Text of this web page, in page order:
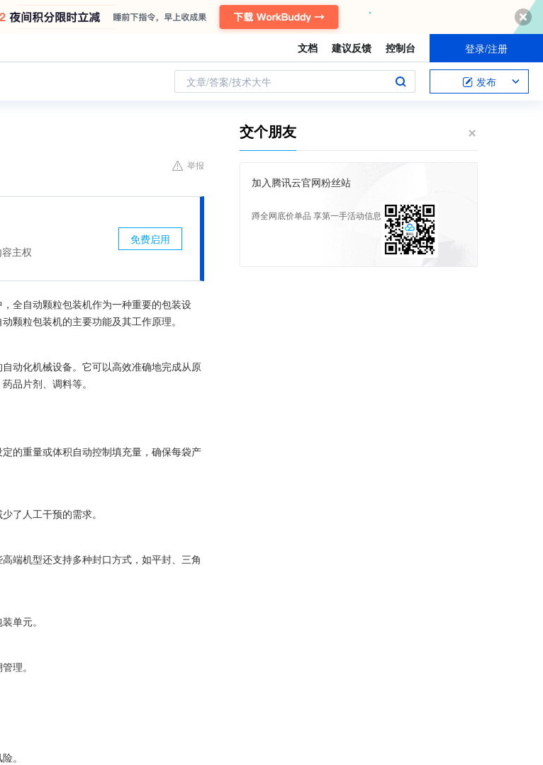
文档 建议反馈 控制台 登录/注册
文章/答案/技术大牛 发布
举报
主权
免费启用
全自动颗粒包装机作为一种重要的包装设
颗粒包装机的主要功能及其工作原理。
动化机械设备。它可以高效准确地完成从原
品片剂、调料等。
的重量或体积自动控制填充量，确保每袋产
了人工干预的需求。
端机型还支持多种封口方式，如平封、三角
单元。
理。
。
交个朋友
加入腾讯云官网粉丝站
蹲全网底价单品 享第一手活动信息